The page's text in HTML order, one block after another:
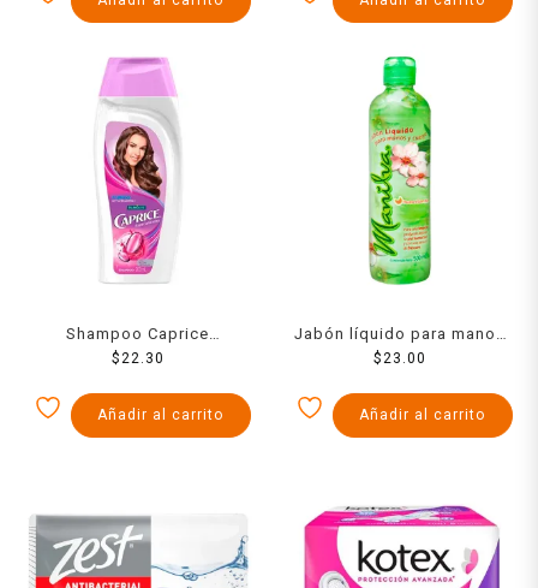
Shampoo Caprice
Especialidades fuerza acti-
cabello 200 ml
$22.30
Añadir al carrito
Jabón líquido para manos
Manilva 500 ml
$23.00
Añadir al carrito